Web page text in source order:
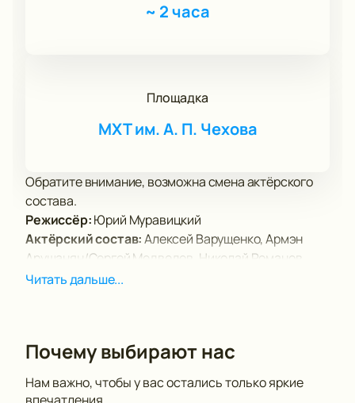
~ 2 часа
Площадка
МХТ им. А. П. Чехова
Обратите внимание, возможна смена актёрского
состава.
Режиссёр:Юрий Муравицкий
Актёрский состав:Алексей Варущенко, Армэн
Арушанян/Сергей Медведев, Николай Романов,
Дмитрий Сумин/Илья Козырев, Павел Филиппов,
Дергачёв, Алексей Краснёнков/Денис Парамонов и
Премьера спектакля «Как вам это понравится?» от
Читать дальше...
Почему выбирают нас
Нам важно, чтобы у вас остались только яркие